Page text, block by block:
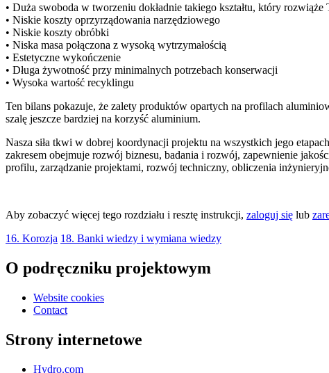
• Duża swoboda w tworzeniu dokładnie takiego kształtu, który
• Niskie koszty oprzyrządowania narzędziowego
• Niskie koszty obróbki
• Niska masa połączona z wysoką wytrzymałością
• Estetyczne wykończenie
• Długa żywotność przy minimalnych potrzebach konserwacji
• Wysoka wartość recyklingu
Ten bilans pokazuje, że zalety produktów opartych na profilach
szalę jeszcze bardziej na korzyść aluminium.
Nasza siła tkwi w dobrej koordynacji projektu na wszystkich jego
zakresem obejmuje rozwój biznesu, badania i rozwój, zapewnienie
profilu, zarządzanie projektami, rozwój techniczny, obliczenia
Aby zobaczyć więcej tego rozdziału i resztę instrukcji, zaloguj się lub
16. Korozja 18. Banki wiedzy i wymiana wiedzy
O podręczniku projektowym
Website cookies
Contact
Strony internetowe
Hydro.com